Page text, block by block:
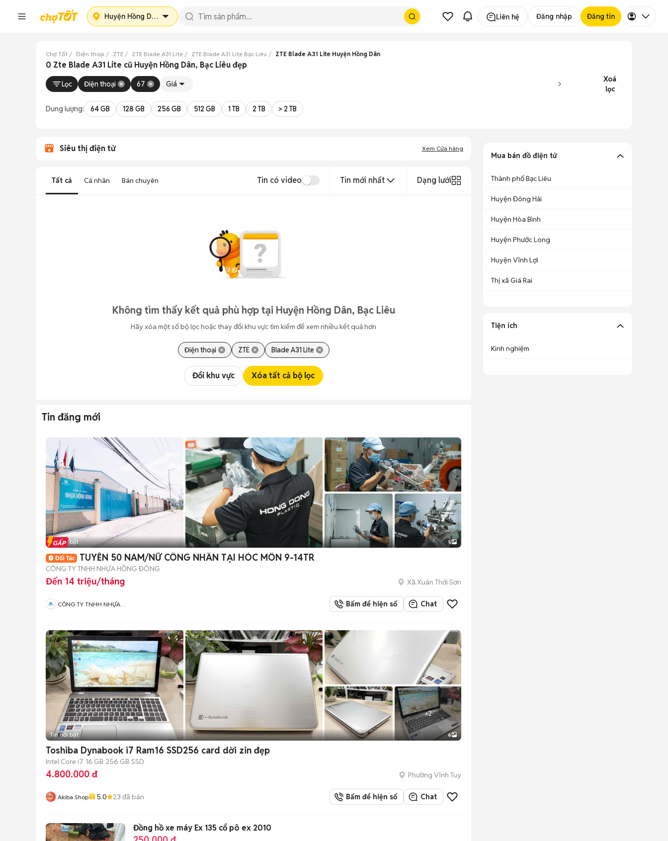
Huyện Hồng Dân Liên hệ Đăng nhập Đăng tin
Chợ Tốt Điện thoại ZTE ZTE Blade A31 Lite ZTE Blade A31 Lite Bạc Liêu ZTE Blade A31 Lite Huyện Hồng Dân
0 Zte Blade A31 Lite cũ Huyện Hồng Dân, Bạc Liêu đẹp
Lọc Điện thoại 67 Giá
Xoá
lọc
Dung lượng: 64 GB 128 GB 256 GB 512 GB 1 TB 2 TB > 2 TB
Siêu thị điện tử Xem Cửa hàng
Tất cả Cá nhân Bán chuyên Tin có video Tin mới nhất Dạng lưới
Không tìm thấy kết quả phù hợp tại Huyện Hồng Dân, Bạc Liêu
Hãy xóa một số bộ lọc hoặc thay đổi khu vực tìm kiếm để xem nhiều kết quả hơn
Điện thoại ZTE Blade A31 Lite
Đổi khu vực Xóa tất cả bộ lọc
Tin đăng mới
Tin nổi bật 5
TUYỂN 50 NAM/NỮ CÔNG NHÂN TẠI HÓC MÔN 9-14TR
CÔNG TY TNHH NHỰA HỒNG ĐÔNG
Đến 14 triệu/tháng Xã Xuân Thới Sơn
CÔNG TY TNHH NHỰA
Bấm để hiện số Chat
+2
Tin nổi bật 6
Toshiba Dynabook i7 Ram16 SSD256 card dời zin đẹp
Intel Core i7 16 GB 256 GB SSD
4.800.000 đ Phường Vĩnh Tuy
Akiba Shop 5.0 23 đã bán Bấm để hiện số Chat
Đồng hồ xe máy Ex 135 cổ pô ex 2010
Mua bán đồ điện tử
Thành phố Bạc Liêu
Huyện Đông Hải
Huyện Hòa Bình
Huyện Phước Long
Huyện Vĩnh Lợi
Thị xã Giá Rai
Tiện ích
Kinh nghiệm